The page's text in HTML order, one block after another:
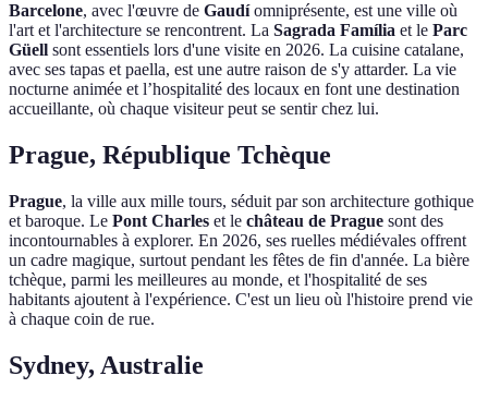
Barcelone, avec l'œuvre de Gaudíomniprésente, est une ville où
l'art et l'architecture se rencontrent. La Sagrada Família et le Parc
Güell sont essentiels lors d'une visite en 2026. La cuisine catalane,
avec ses tapas et paella, est une autre raison de s'y attarder. La vie
nocturne animée et l’hospitalité des locaux en font une destination
accueillante, où chaque visiteur peut se sentir chez lui.
Prague, République Tchèque
Prague, la ville aux mille tours, séduit par son architecture gothique
et baroque. Le Pont Charles et le château de Prague sont des
incontournables à explorer. En 2026, ses ruelles médiévales offrent
un cadre magique, surtout pendant les fêtes de fin d'année. La bière
tchèque, parmi les meilleures au monde, et l'hospitalité de ses
habitants ajoutent à l'expérience. C'est un lieu où l'histoire prend vie
à chaque coin de rue.
Sydney, Australie